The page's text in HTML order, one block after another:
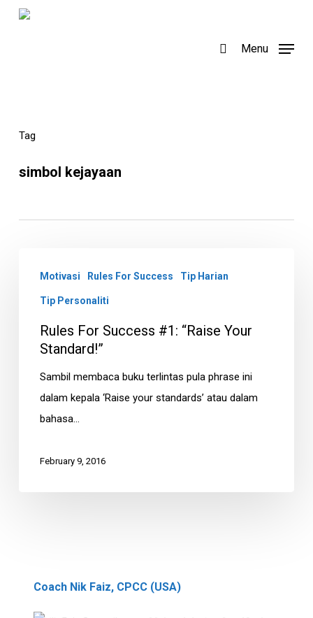
Menu
Tag
simbol kejayaan
Success
“Raise
Standard!”
Motivasi Rules For Success Tip Harian
Tip Personaliti
Rules For Success #1: “Raise Your
Standard!”
Sambil membaca buku terlintas pula phrase ini
dalam kepala ‘Raise your standards’ atau dalam
bahasa…
February 9, 2016
Coach Nik Faiz, CPCC (USA)